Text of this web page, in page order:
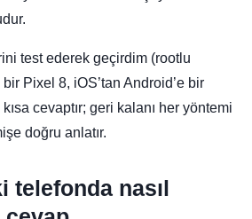
test ederek geçirdim (rootlu
Pixel 8, iOS’tan Android’e bir
cevaptır; geri kalanı her yöntemi
doğru anlatır.
telefonda nasıl